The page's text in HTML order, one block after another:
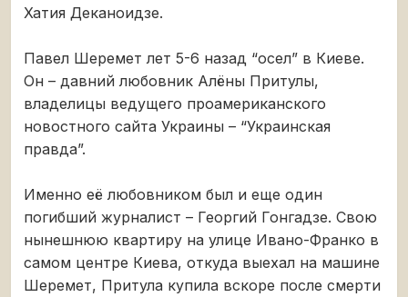
Хатия Деканоидзе.
Павел Шеремет лет 5-6 назад “осел” в Киеве.
Он – давний любовник Алёны Притулы,
владелицы ведущего проамериканского
новостного сайта Украины – “Украинская
правда”.
Именно её любовником был и еще один
погибший журналист – Георгий Гонгадзе. Свою
нынешнюю квартиру на улице Ивано-Франко в
самом центре Киева, откуда выехал на машине
Шеремет, Притула купила вскоре после смерти